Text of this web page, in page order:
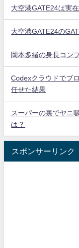
大空港GATE24は実
大空港GATE24の
岡本多緒の身長コン
Codexクラウドでブ
任せた結果
スーパーの裏でヤニ
は？
スポンサーリンク